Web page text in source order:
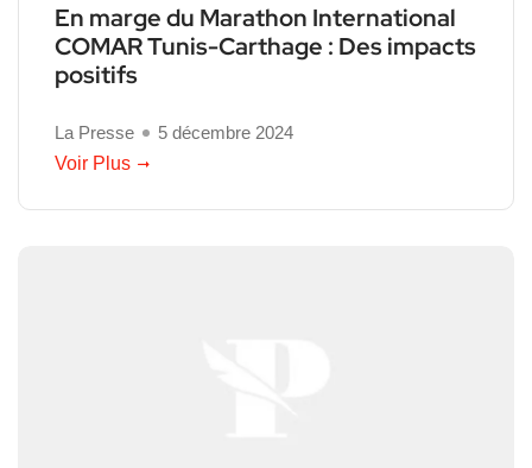
En marge du Marathon International
COMAR Tunis-Carthage : Des impacts
positifs
La Presse
5 décembre 2024
Voir Plus